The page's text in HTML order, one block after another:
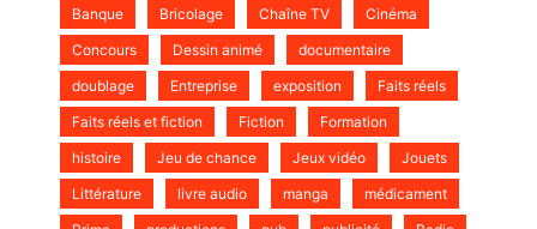
Banque
Bricolage Chaîne TV
Cinéma
Concours
Dessin animé
documentaire
doublage
Entreprise exposition
Faits réels
Faits réels et fiction
Fiction
Formation
histoire
Jeu de chance Jeux vidéo
Jouets
Littérature
livre audio manga
médicament